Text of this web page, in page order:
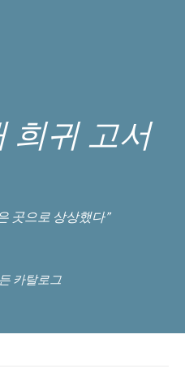
희귀 고서
곳으로 상상했다”
카탈로그